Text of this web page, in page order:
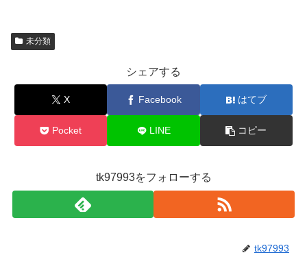
未分類
シェアする
X Facebook はてブ
Pocket LINE コピー
tk97993をフォローする
tk97993